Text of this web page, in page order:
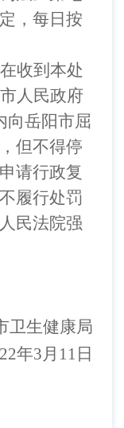
，每日按
收到本处
人民政府
向岳阳市屈
但不得停
请行政复
履行处罚
民法院强
卫生健康局
2年3月 11 日